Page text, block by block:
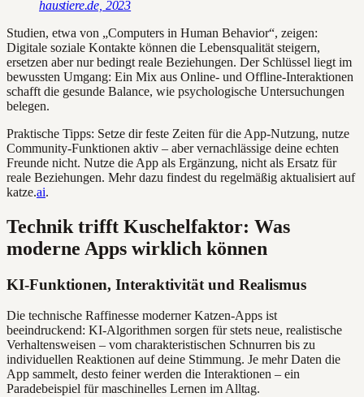
haustiere.de, 2023
Studien, etwa von „Computers in Human Behavior“, zeigen:
Digitale soziale Kontakte können die Lebensqualität steigern,
ersetzen aber nur bedingt reale Beziehungen. Der Schlüssel liegt im
bewussten Umgang: Ein Mix aus Online- und Offline-Interaktionen
schafft die gesunde Balance, wie psychologische Untersuchungen
belegen.
Praktische Tipps: Setze dir feste Zeiten für die App-Nutzung, nutze
Community-Funktionen aktiv – aber vernachlässige deine echten
Freunde nicht. Nutze die App als Ergänzung, nicht als Ersatz für
reale Beziehungen. Mehr dazu findest du regelmäßig aktualisiert auf
katze.ai.
Technik trifft Kuschelfaktor: Was
moderne Apps wirklich können
KI-Funktionen, Interaktivität und Realismus
Die technische Raffinesse moderner Katzen-Apps ist
beeindruckend: KI-Algorithmen sorgen für stets neue, realistische
Verhaltensweisen – vom charakteristischen Schnurren bis zu
individuellen Reaktionen auf deine Stimmung. Je mehr Daten die
App sammelt, desto feiner werden die Interaktionen – ein
Paradebeispiel für maschinelles Lernen im Alltag.